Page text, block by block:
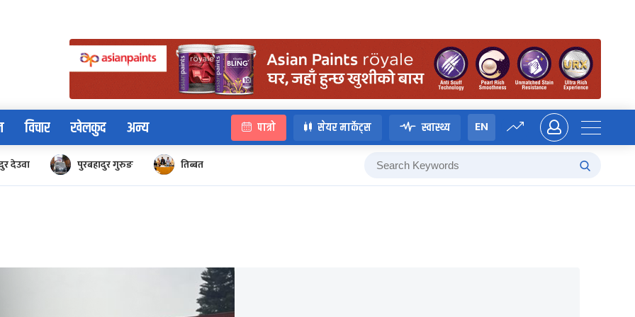
विचार खेलकुद अन्य पात्रो सेयर मार्केट्स स्वास्थ्य EN
देउवा पुरबहादुर गुरुङ तिब्बत